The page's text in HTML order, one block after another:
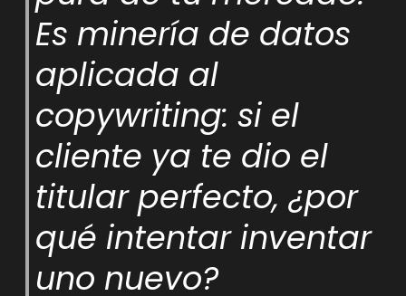
Es minería de datos
aplicada al
copywriting: si el
cliente ya te dio el
titular perfecto, ¿por
qué intentar inventar
uno nuevo?